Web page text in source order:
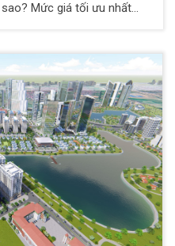
Mức giá tối ưu nhất
cho quý vị. Cùng chúng